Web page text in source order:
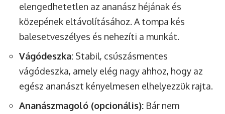
elengedhetetlen az ananász héjának és
közepének eltávolításához. A tompa kés
balesetveszélyes és nehezíti a munkát.
Vágódeszka: Stabil, csúszásmentes
vágódeszka, amely elég nagy ahhoz, hogy az
egész ananászt kényelmesen elhelyezzük rajta.
Ananászmagoló (opcionális): Bár nem